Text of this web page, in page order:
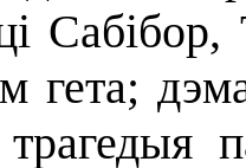
гета;